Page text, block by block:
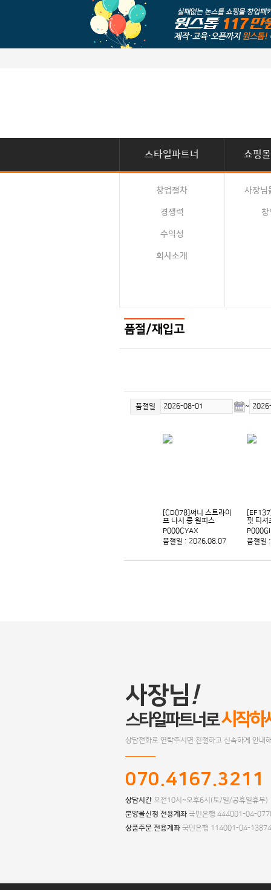
스타일파트너 쇼핑
창업절차
경쟁력
수익성
회사소개
사장님
품절/재입고
품절일 ~
[CD078]써니 스트라이
프 나시 롱 원피스
P000CYAX
품절일 : 2026.08.07
핏 티셔
품절일
사장님!
스타일파트너로시작하
상담전화로 연락주시면 친절하고 신속하게 안내
070.4167.3211
상담시간오전10시~오후6시(토/일/공휴일휴무)
분양몰신청 전용계좌국민은행 444001-04-
상품주문 전용계좌국민은행 114001-04-